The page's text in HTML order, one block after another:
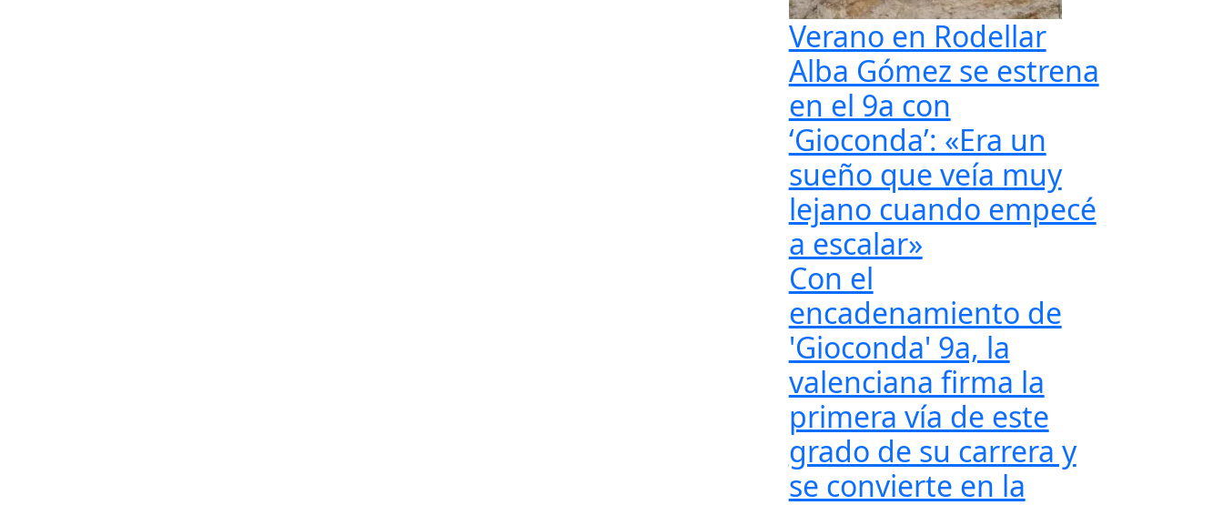
Verano en Rodellar
Alba Gómez se estrena
en el 9a con
‘Gioconda’: «Era un
sueño que veía muy
lejano cuando empecé
a escalar»
Con el
encadenamiento de
'Gioconda' 9a, la
valenciana firma la
primera vía de este
grado de su carrera y
se convierte en la